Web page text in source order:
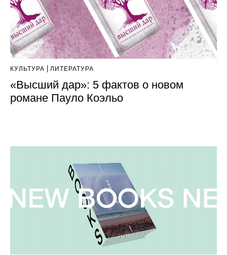
КУЛЬТУРА ЛИТЕРАТУРА
«Высший дар»: 5 фактов о новом
романе Пауло Коэльо